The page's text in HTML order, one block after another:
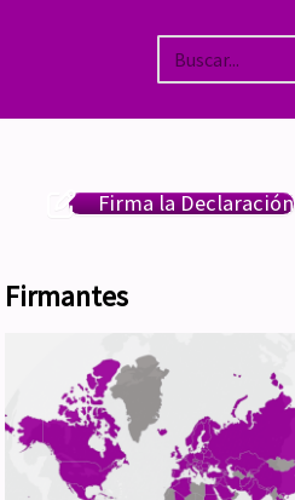
Firma la Declaración
Firmantes